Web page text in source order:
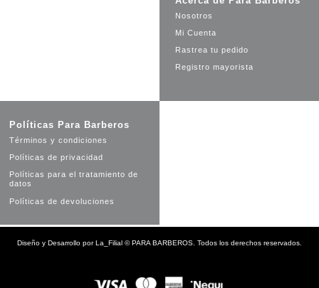
Nosotros
Mi Cuenta
Rastrea tu pedido
Registro mayorista
Políticas Para Barberos
Términos y condiciones
Políticas de privacidad
Políticas para el tratamiento de
datos
Políticas de devoluciones
Diseño y Desarrollo porLa_Filial ©PARA BARBEROS. Todos los derechos reservados.